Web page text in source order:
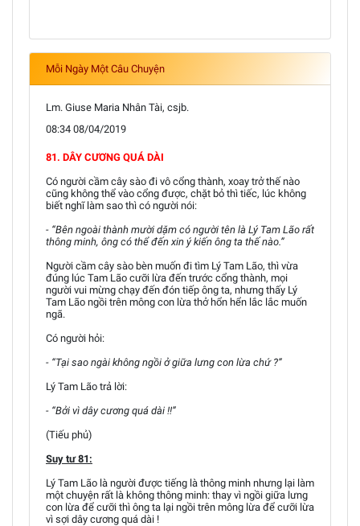
Mỗi Ngày Một Câu Chuyện
Lm. Giuse Maria Nhân Tài, csjb.
08:34 08/04/2019
81. DÂY CƯƠNG QUÁ DÀI
Có người cầm cây sào đi vô cổng thành, xoay trở thế nào
cũng không thể vào cổng được, chặt bỏ thì tiếc, lúc không
biết nghĩ làm sao thì có người nói:
- “Bên ngoài thành mười dặm có người tên là Lý Tam Lão rất
thông minh, ông có thể đến xin ý kiến ông ta thế nào.”
Người cầm cây sào bèn muốn đi tìm Lý Tam Lão, thì vừa
đúng lúc Tam Lão cưỡi lừa đến trước cổng thành, mọi
người vui mừng chạy đến đón tiếp ông ta, nhưng thấy Lý
Tam Lão ngồi trên mông con lừa thở hổn hển lắc lắc muốn
ngã.
Có người hỏi:
- “Tại sao ngài không ngồi ở giữa lưng con lừa chứ ?”
Lý Tam Lão trả lời:
- “Bởi vì dây cương quá dài !!”
(Tiếu phủ)
Suy tư 81:
Lý Tam Lão là người được tiếng là thông minh nhưng lại làm
một chuyện rất là không thông minh: thay vì ngồi giữa lưng
con lừa để cưỡi thì ông ta lại ngồi trên mông lừa để cưỡi lừa
vì sợi dây cương quá dài !